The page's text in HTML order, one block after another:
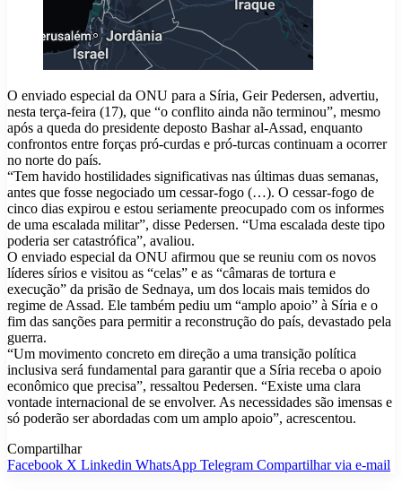
O enviado especial da ONU para a Síria, Geir Pedersen, advertiu,
nesta terça-feira (17), que “o conflito ainda não terminou”, mesmo
após a queda do presidente deposto Bashar al-Assad, enquanto
confrontos entre forças pró-curdas e pró-turcas continuam a ocorrer
no norte do país.
“Tem havido hostilidades significativas nas últimas duas semanas,
antes que fosse negociado um cessar-fogo (…). O cessar-fogo de
cinco dias expirou e estou seriamente preocupado com os informes
de uma escalada militar”, disse Pedersen. “Uma escalada deste tipo
poderia ser catastrófica”, avaliou.
O enviado especial da ONU afirmou que se reuniu com os novos
líderes sírios e visitou as “celas” e as “câmaras de tortura e
execução” da prisão de Sednaya, um dos locais mais temidos do
regime de Assad. Ele também pediu um “amplo apoio” à Síria e o
fim das sanções para permitir a reconstrução do país, devastado pela
guerra.
“Um movimento concreto em direção a uma transição política
inclusiva será fundamental para garantir que a Síria receba o apoio
econômico que precisa”, ressaltou Pedersen. “Existe uma clara
vontade internacional de se envolver. As necessidades são imensas e
só poderão ser abordadas com um amplo apoio”, acrescentou.
Compartilhar
Facebook X Linkedin WhatsApp Telegram Compartilhar via e-mail